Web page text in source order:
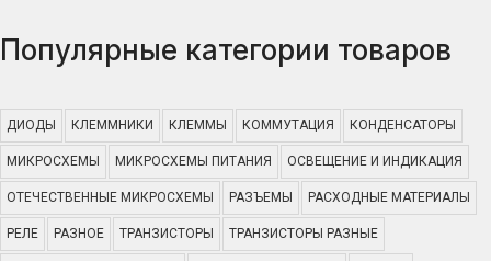
Популярные категории товаров
ДИОДЫ КЛЕММНИКИ КЛЕММЫ КОММУТАЦИЯ КОНДЕНСАТОРЫ
МИКРОСХЕМЫ МИКРОСХЕМЫ ПИТАНИЯ ОСВЕЩЕНИЕ И ИНДИКАЦИЯ
ОТЕЧЕСТВЕННЫЕ МИКРОСХЕМЫ РАЗЪЕМЫ РАСХОДНЫЕ МАТЕРИАЛЫ
РЕЛЕ РАЗНОЕ ТРАНЗИСТОРЫ ТРАНЗИСТОРЫ РАЗНЫЕ